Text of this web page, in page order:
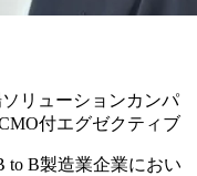
リューションカンパ
付エグゼクティブ
to B製造業企業におい